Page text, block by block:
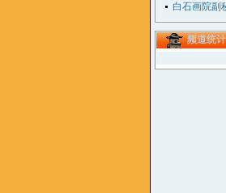
白石画院副
频道统计